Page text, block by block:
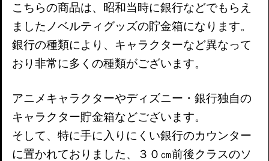
こちらの商品は、昭和当時に銀行などでもらえ
ましたノベルティグッズの貯金箱になります。
銀行の種類により、キャラクターなど異なって
おり非常に多くの種類がございます。
アニメキャラクターやディズニー・銀行独自の
キャラクター貯金箱などございます。
そして、特に手に入りにくい銀行のカウンター
に置かれておりました、３０㎝前後クラスのソ